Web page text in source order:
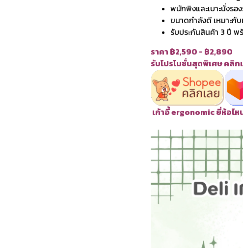
พนักพิงและเบาะนั่งรอ
ขนาดกำลังดี เหมาะกั
รับประกันสินค้า 3 ปี พ
ราคา ฿2,590 - ฿2,890
รับโปรโมชั่นสุดพิเศษ คลิก
เก้าอี้ ergonomic ยี่ห้อไ